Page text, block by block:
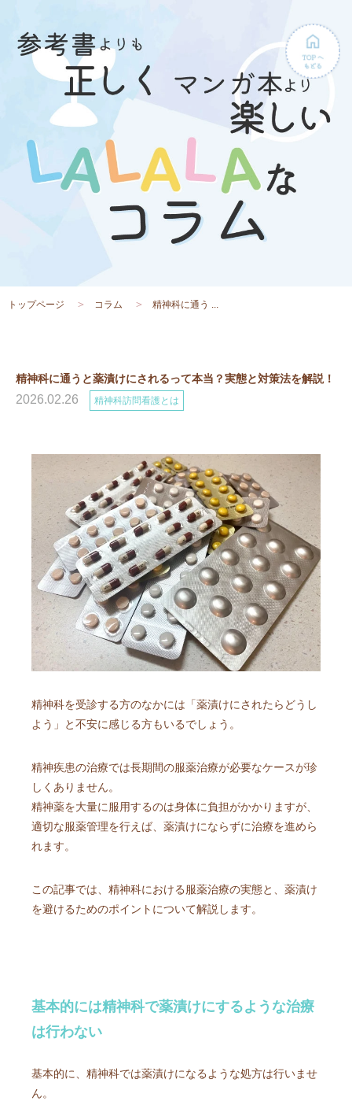
トップページ コラム 精神科に通う ...
精神科に通うと薬漬けにされるって本当？実態と対策法を解説！
2026.02.26 精神科訪問看護とは
精神科を受診する方のなかには「薬漬けにされたらどうし
よう」と不安に感じる方もいるでしょう。
精神疾患の治療では長期間の服薬治療が必要なケースが珍
しくありません。
精神薬を大量に服用するのは身体に負担がかかりますが、
適切な服薬管理を行えば、薬漬けにならずに治療を進めら
れます。
この記事では、精神科における服薬治療の実態と、薬漬け
を避けるためのポイントについて解説します。
基本的には精神科で薬漬けにするような治療
は行わない
基本的に、精神科では薬漬けになるような処方は行いませ
ん。